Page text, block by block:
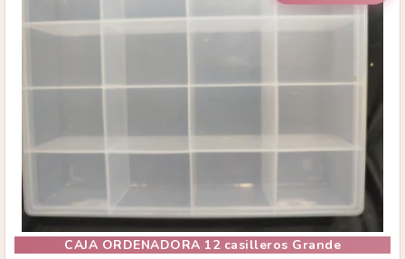
CAJA ORDENADORA 12 casilleros Grande